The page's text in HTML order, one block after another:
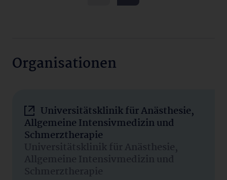
Organisationen
Universitätsklinik für Anästhesie,
Allgemeine Intensivmedizin und
Schmerztherapie
Universitätsklinik für Anästhesie,
Allgemeine Intensivmedizin und
Schmerztherapie